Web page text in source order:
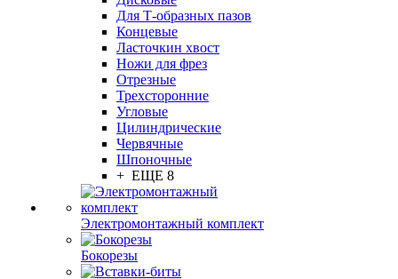
Для Т-образных пазов
Концевые
Ласточкин хвост
Ножи для фрез
Отрезные
Трехсторонние
Угловые
Цилиндрические
Червячные
Шпоночные
+ ЕЩЕ 8
Электромонтажный комплект
Бокорезы